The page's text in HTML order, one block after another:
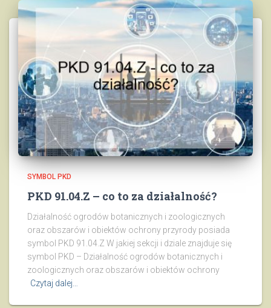
SYMBOL PKD
PKD 91.04.Z – co to za działalność?
Działalność ogrodów botanicznych i zoologicznych
oraz obszarów i obiektów ochrony przyrody posiada
symbol PKD 91.04.Z W jakiej sekcji i dziale znajduje się
symbol PKD – Działalność ogrodów botanicznych i
zoologicznych oraz obszarów i obiektów ochrony
Czytaj dalej…